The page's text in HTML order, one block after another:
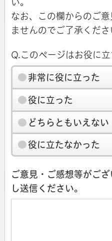
い。
なお、この欄からのご
ませんのでご了承くださ
Q.このページはお役に立
非常に役に立った
役に立った
どちらともいえない
役に立たなかった
ご意見・ご感想等がご
し送信ください。